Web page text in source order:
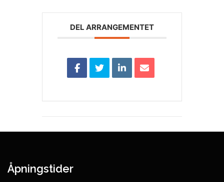
DEL ARRANGEMENTET
Åpningstider